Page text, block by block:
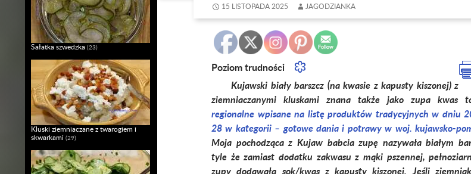
15 LISTOPADA 2025 JAGODZIANKA
Poziom trudności
Kujawski biały barszcz (na kwasie z kapusty kiszonej) z
ziemniaczanymi kluskami znana także jako zupa kwas
regionalne wpisane na listę produktów tradycyjnych w dniu
28 w kategorii – gotowe dania i potrawy w woj. kujawsko-
Moja pochodząca z Kujaw babcia zupę nazywała białym
tyle że zamiast dodatku zakwasu z mąki pszennej,
zupy dodawała sok/kwas z kapusty kiszonej. Jeśli
Sałatka szwedzka (23)
Kluski ziemniaczane z twarogiem i
skwarkami (29)